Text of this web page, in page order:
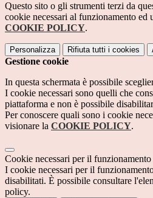
Questo sito o gli strumenti terzi da
cookie necessari al funzionamento
COOKIE POLICY.
Personalizza Rifiuta tutti i cookies
Gestione cookie
In questa schermata è possibile
I cookie necessari sono quelli che
piattaforma e non è possibile
Per conoscere quali sono i cookie
visionare la COOKIE POLICY.
Cookie necessari per il funzionamento
I cookie necessari per il
disabilitati. È possibile consultare
policy.